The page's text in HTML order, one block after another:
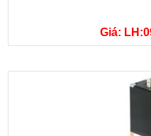
Giá: